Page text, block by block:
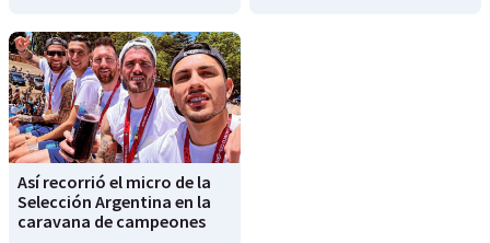
Así recorrió el micro de la
Selección Argentina en la
caravana de campeones